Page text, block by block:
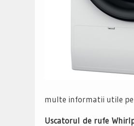
multe informatii utile
Uscatorul de rufe